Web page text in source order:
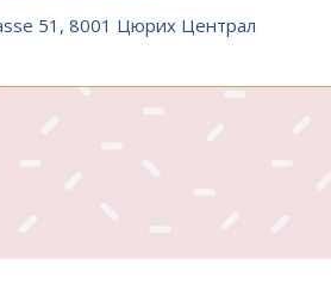
51, 8001 Цюрих Централ